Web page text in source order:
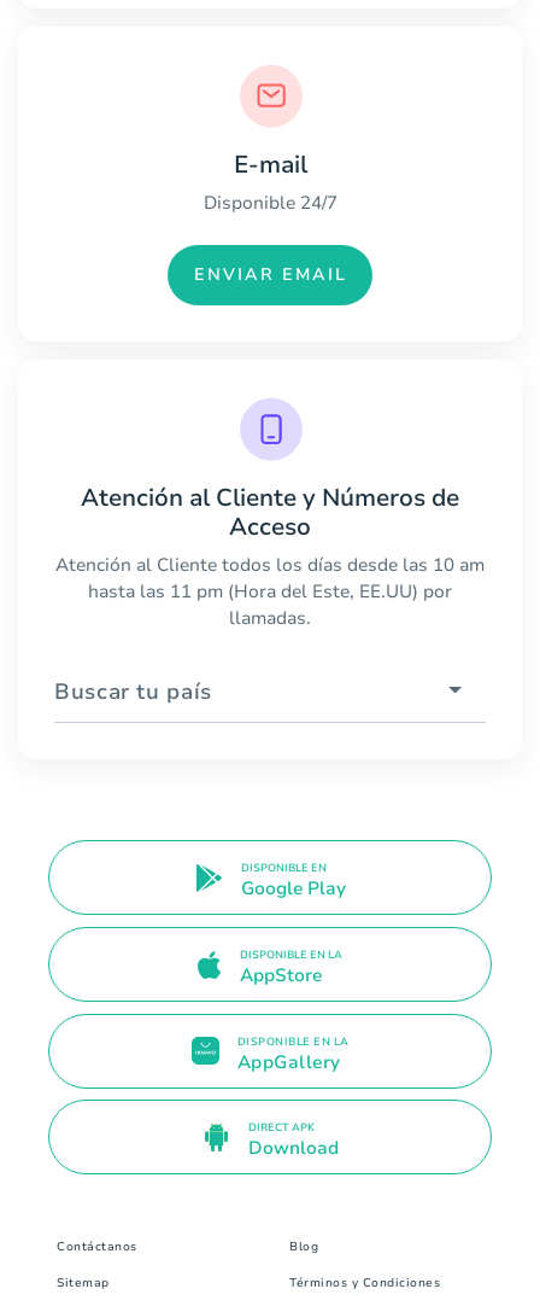
E-mail
Disponible 24/7
ENVIAR EMAIL
Atención al Cliente y Números de
Acceso
Atención al Cliente todos los días desde las 10 am
hasta las 11 pm (Hora del Este, EE.UU) por
llamadas.
Buscar tu país
DISPONIBLE EN
Google Play
DISPONIBLE EN LA
AppStore
DISPONIBLE EN LA
AppGallery
DIRECT APK
Download
Contáctanos Blog
Sitemap Términos y Condiciones